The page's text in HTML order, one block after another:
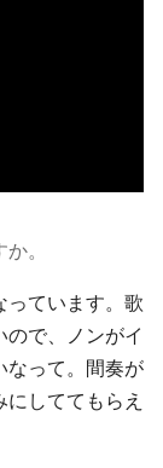
。
っています。歌
で、ノンがイ
なって。間奏が
しててもらえ